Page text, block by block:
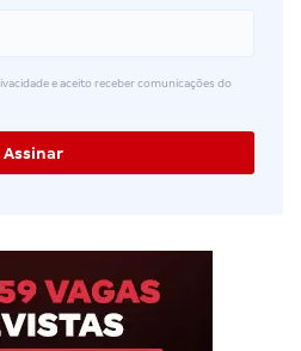
e aceito receber comunicações do